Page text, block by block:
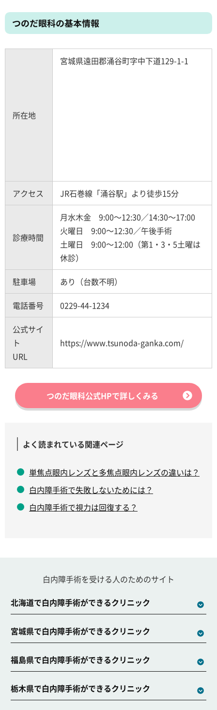
つのだ眼科の基本情報
所在地
宮城県遠田郡涌谷町字中下道129-1-1
アクセス JR石巻線「涌谷駅」より徒歩15分
診療時間
月水木金 9:00～12:30／14:30～17:00
火曜日 9:00～12:30／午後手術
土曜日 9:00～12:00（第1・3・5土曜は
休診）
駐車場 あり（台数不明）
電話番号 0229-44-1234
公式サイ
ト
URL
https://www.tsunoda-ganka.com/
つのだ眼科公式HPで詳しくみる
よく読まれている関連ページ
単焦点眼内レンズと多焦点眼内レンズの違いは？
白内障手術で失敗しないためには？
白内障手術で視力は回復する？
白内障手術を受ける人のためのサイト
北海道で白内障手術ができるクリニック
宮城県で白内障手術ができるクリニック
福島県で白内障手術ができるクリニック
栃木県で白内障手術ができるクリニック